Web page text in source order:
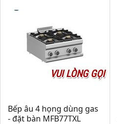
VUI LÒNG GỌI
Bếp âu 4 họng dùng gas
- đặt bàn MFB77TXL